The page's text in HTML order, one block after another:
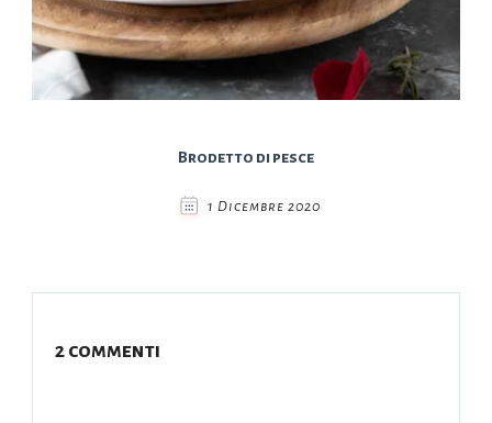
Brodetto di pesce
1 Dicembre 2020
2 commenti